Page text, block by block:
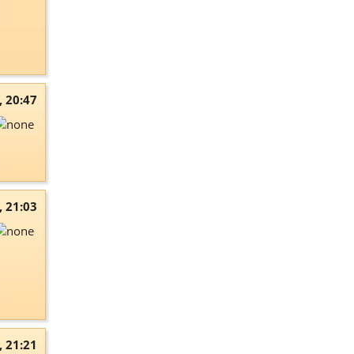
20:47
21:03
21:21